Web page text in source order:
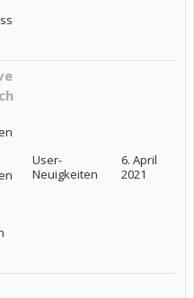
User-
Neuigkeiten
6. April
2021